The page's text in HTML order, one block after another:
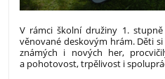
V rámci školní družiny 1.
věnované deskovým hrám. Děti
známých i nových her,
a pohotovost, trpělivost i